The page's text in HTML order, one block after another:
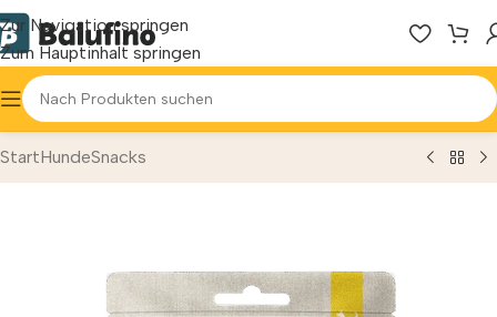
Zur Navigation springen
Zum Hauptinhalt springen
StartHundeSnacks